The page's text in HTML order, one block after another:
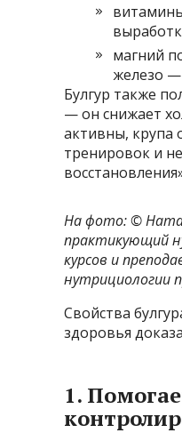
магний
железо
Булгур также
— он снижает
активны, крупа
тренировок и
На фото: ©
практикующий
курсов и
нутрициологии
Свойства
здоровья
1.